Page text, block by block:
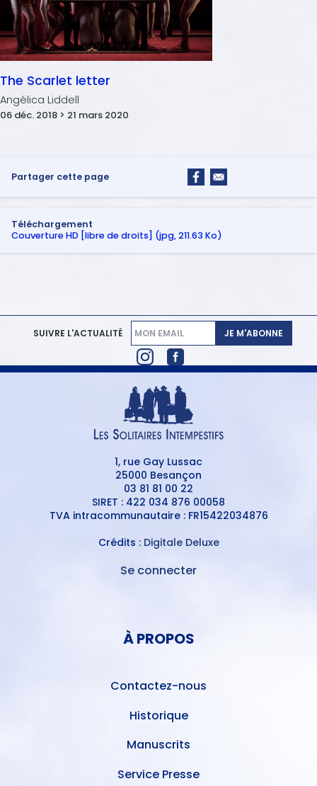
The Scarlet letter
Angélica Liddell
06 déc. 2018 > 21 mars 2020
Partager cette page
Téléchargement
Couverture HD [libre de droits] (jpg, 211.63 Ko)
SUIVRE L'ACTUALITÉ JE M'ABONNE
1, rue Gay Lussac
25000 Besançon
03 81 81 00 22
SIRET : 422 034 876 00058
TVA intracommunautaire : FR15422034876
Crédits : Digitale Deluxe
Se connecter
À PROPOS
Contactez-nous
Historique
Manuscrits
Service Presse